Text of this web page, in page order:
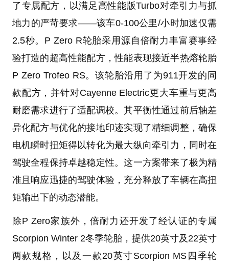
了专属配方，以满足高性能版Turbo对牵引力与抓
地力的严苛要求——该车0-100公里/小时加速仅需
2.5秒。P Zero R轮胎采用源自倍耐力丰富赛事经
验打造的超高性能配方，性能表现接近半热熔轮胎
P Zero Trofeo RS。该轮胎沿用了为911开发的同
款配方，并针对Cayenne Electric更大车重与更高
耐磨需求进行了适配调校。其平衡性通过前后轴差
异化配方与优化的接地印迹实现了精细调整，确保
电机瞬时扭矩得以转化为最大纵向牵引力，同时在
驾驶全程保持卓越稳定性。这一方案带来了极为精
准且响应迅捷的驾驶体验，充分释放了车辆在高扭
矩输出下的动态潜能。
除P Zero家族外，倍耐力还开发了经认证的专属
Scorpion Winter 2冬季轮胎，提供20英寸及22英寸
两款规格，以及一款20英寸Scorpion MS四季轮